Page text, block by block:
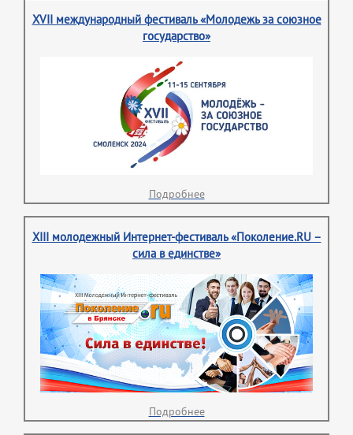
XVII международный фестиваль «Молодежь за союзное
государство»
Подробнее
XIII молодежный Интернет-фестиваль «Поколение.RU –
сила в единстве»
Подробнее